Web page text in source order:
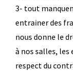
3- tout
entrainer des
nous donne le
à nos salles, les
respect du